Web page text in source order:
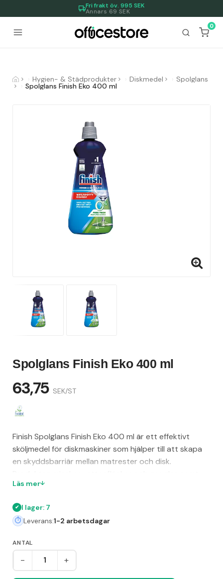
Fri frakt öv. 995 SEK
Annars 69 SEK
0
Hygien- & Städprodukter Diskmedel Spolglans
Spolglans Finish Eko 400 ml
Spolglans Finish Eko 400 ml
63,75 SEK/ST
Finish Spolglans Finish Eko 400 ml är ett effektivt
sköljmedel för diskmaskiner som hjälper till att skapa
en skyddsbarriär mellan matrester och disk.
porslin en klarare glans. Finish Spolglans förkortar även
diskprocess. Med EAN 05714970005310 och EU
Ecolabel-certifiering är detta en miljövänlig och pålitlig
Läs mer
I lager: 7
Leverans:1-2 arbetsdagar
ANTAL
- +